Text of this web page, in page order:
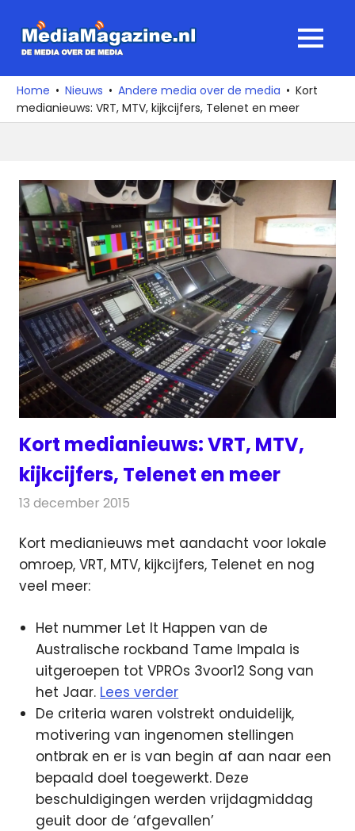
naar
media
over
de
MENU
Home Nieuws Andere media over de media
Kort
medianieuws: VRT, MTV, kijkcijfers, Telenet en meer
Kort medianieuws: VRT, MTV,
kijkcijfers, Telenet en meer
13 december 2015
Kort medianieuws met aandacht voor lokale
omroep, VRT, MTV, kijkcijfers, Telenet en nog
veel meer:
Het nummer Let It Happen van de
Australische rockband Tame Impala is
uitgeroepen tot VPROs 3voor12 Song van
het Jaar. Lees verder
De criteria waren volstrekt onduidelijk,
motivering van ingenomen stellingen
ontbrak en er is van begin af aan naar een
bepaald doel toegewerkt. Deze
beschuldigingen werden vrijdagmiddag
geuit door de ‘afgevallen’